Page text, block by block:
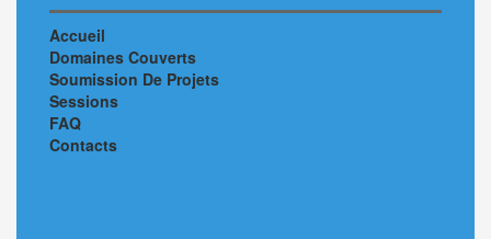
Accueil
Domaines Couverts
Soumission De Projets
Sessions
FAQ
Contacts